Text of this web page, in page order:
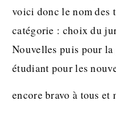
voici donc le nom des
catégorie : choix du
Nouvelles puis pour
étudiant pour les
encore bravo à tous